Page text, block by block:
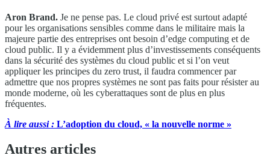
Aron Brand. Je ne pense pas. Le cloud privé est surtout adapté
pour les organisations sensibles comme dans le militaire mais la
majeure partie des entreprises ont besoin d’edge computing et de
cloud public. Il y a évidemment plus d’investissements conséquents
dans la sécurité des systèmes du cloud public et si l’on veut
appliquer les principes du zero trust, il faudra commencer par
admettre que nos propres systèmes ne sont pas faits pour résister au
monde moderne, où les cyberattaques sont de plus en plus
fréquentes.
À lire aussi : L’adoption du cloud, « la nouvelle norme »
Autres articles